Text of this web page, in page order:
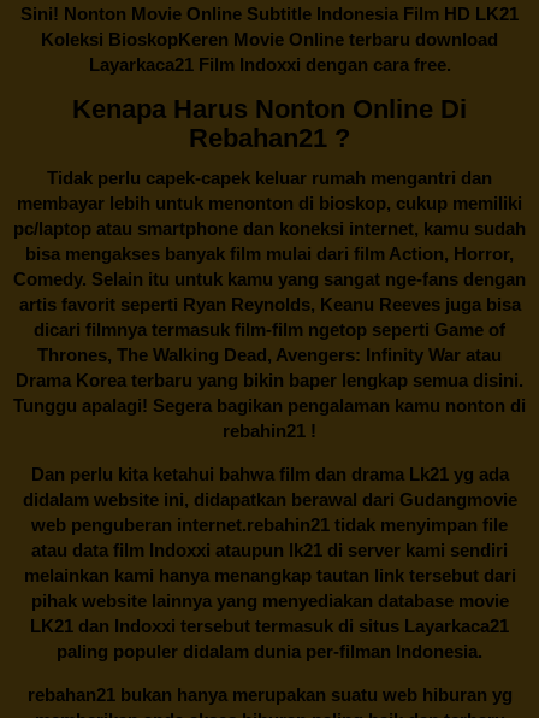
Sini! Nonton Movie Online Subtitle Indonesia Film HD LK21
Koleksi BioskopKeren Movie Online terbaru download
Layarkaca21 Film Indoxxi dengan cara free.
Kenapa Harus Nonton Online Di
Rebahan21 ?
Tidak perlu capek-capek keluar rumah mengantri dan
membayar lebih untuk menonton di bioskop, cukup memiliki
pc/laptop atau smartphone dan koneksi internet, kamu sudah
bisa mengakses banyak film mulai dari film Action, Horror,
Comedy. Selain itu untuk kamu yang sangat nge-fans dengan
artis favorit seperti Ryan Reynolds, Keanu Reeves juga bisa
dicari filmnya termasuk film-film ngetop seperti Game of
Thrones, The Walking Dead, Avengers: Infinity War atau
Drama Korea terbaru yang bikin baper lengkap semua disini.
Tunggu apalagi! Segera bagikan pengalaman kamu nonton di
rebahin21 !
Dan perlu kita ketahui bahwa film dan dramaLk21yg ada
didalam website ini, didapatkan berawal dari Gudangmovie
web penguberan internet.rebahin21 tidak menyimpan file
atau data film Indoxxi ataupun lk21 di server kami sendiri
melainkan kami hanya menangkap tautan link tersebut dari
pihak website lainnya yang menyediakan database movie
LK21 dan Indoxxi tersebut termasuk di situs Layarkaca21
paling populer didalam dunia per-filman Indonesia.
rebahan21bukan hanya merupakan suatu web hiburan yg